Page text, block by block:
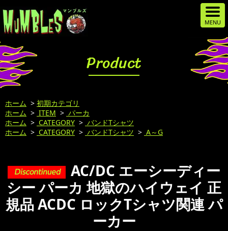
Product
ホーム > 初期カテゴリ
ホーム > ITEM > パーカ
ホーム > CATEGORY > バンドTシャツ
ホーム > CATEGORY > バンドTシャツ > A～G
AC/DC エーシーディー
シー パーカ 地獄のハイウェイ 正
規品 ACDC ロックTシャツ関連 パ
ーカー